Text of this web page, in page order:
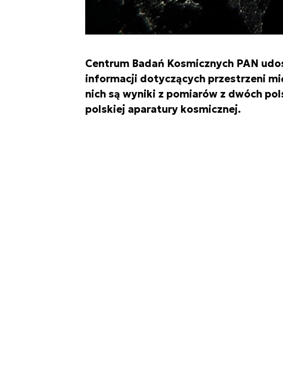
Centrum Badań Kosmicznych PAN
informacji dotyczących przestrzeni
nich są wyniki z pomiarów z dwóch
polskiej aparatury kosmicznej.